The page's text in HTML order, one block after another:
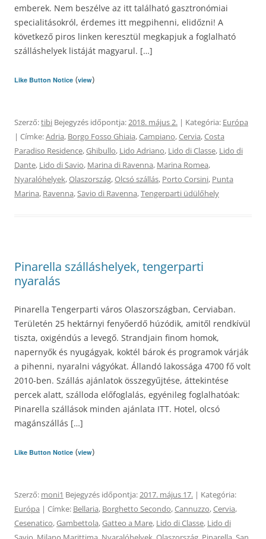
emberek. Nem beszélve az itt található gasztronómiai
specialitásokról, érdemes itt megpihenni, elidőzni! A
következő piros linken keresztül megkapjuk a foglalható
szálláshelyek listáját magyarul. […]
Like Button Notice (view)
Szerző:tibi Bejegyzés időpontja:2018. május 2. | Kategória: Európa
| Címke:Adria, Borgo Fosso Ghiaia,Campiano,Cervia,Costa
Paradiso Residence,Ghibullo, Lido Adriano, Lido di Classe, Lido di
Dante, Lido di Savio, Marina di Ravenna, Marina Romea,
Nyaralóhelyek,Olaszország,Olcsó szállás, Porto Corsini, Punta
Marina, Ravenna,Savio di Ravenna,Tengerparti üdülőhely
Pinarella szálláshelyek, tengerparti
nyaralás
Pinarella Tengerparti város Olaszországban, Cerviaban.
Területén 25 hektárnyi fenyőerdő húzódik, amitől rendkívül
tiszta, oxigéndús a levegő. Strandjain finom homok,
napernyők és nyugágyak, koktél bárok és programok várják
a pihenni, nyaralni vágyókat. Állandó lakossága 4700 fő volt
2010-ben. Szállás ajánlatok összegyűjtése, áttekintése
percek alatt, szálloda előfoglalás, egyénileg foglalhatóak:
Pinarella szállások minden ajánlata ITT. Hotel, olcsó
magánszállás […]
Like Button Notice (view)
Szerző: moni1 Bejegyzés időpontja:2017. május 17. | Kategória:
Európa | Címke: Bellaria, Borghetto Secondo,Cannuzzo,Cervia,
Cesenatico,Gambettola,Gatteo a Mare, Lido di Classe, Lido di